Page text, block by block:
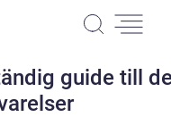
guide till